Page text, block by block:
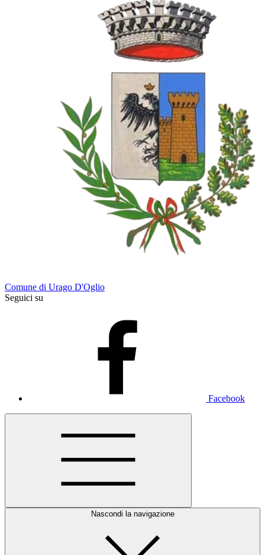
Comune di Urago D'Oglio
Seguici su
Facebook
Nascondi la navigazione